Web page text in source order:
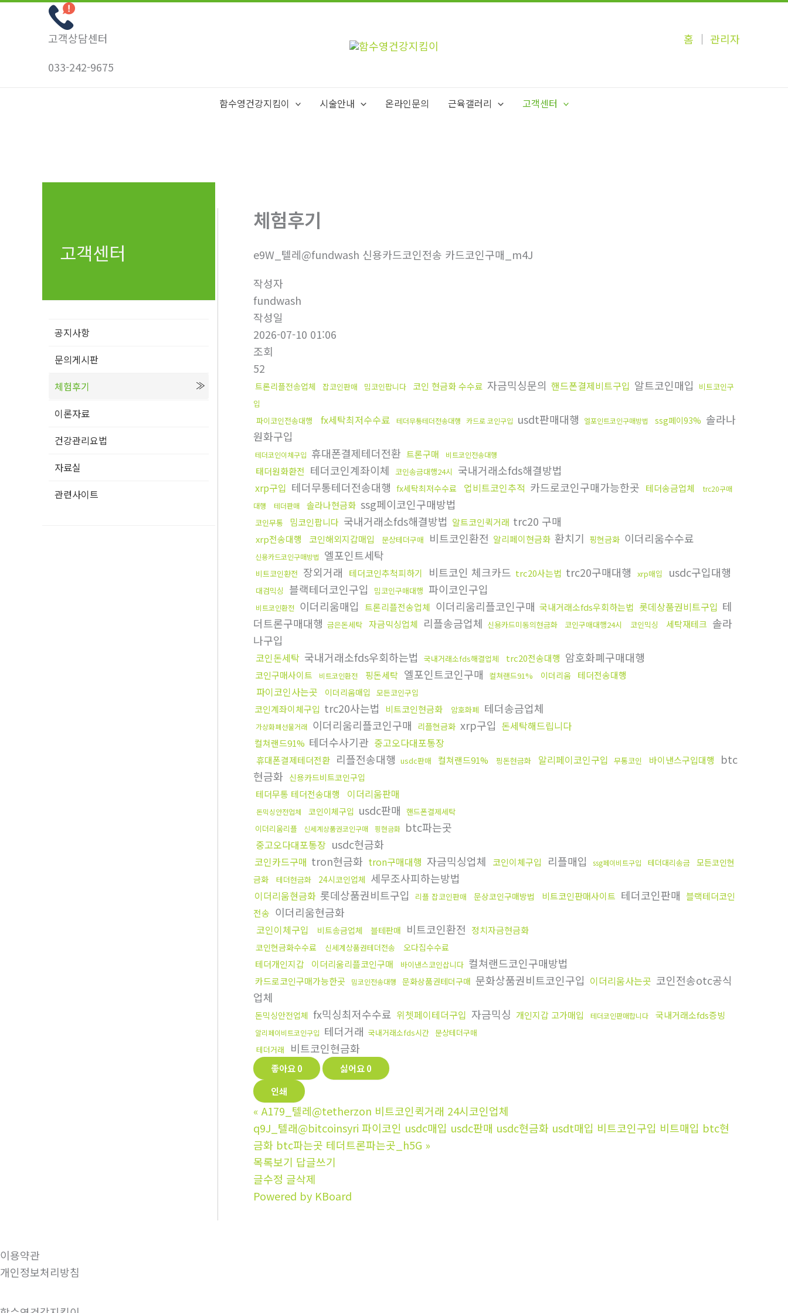
콘
고객상담센터
033-242-9675
홈 │ 관리자
함수영건강지킴이 시술안내 온라인문의 근육갤러리 고객센터
고객센터
공지사항
문의게시판
체험후기
이론자료
건강관리요법
자료실
관련사이트
체험후기
e9W_텔레@fundwash 신용카드코인전송 카드코인구매_m4J
작성자
fundwash
작성일
2026-07-10 01:06
조회
52
트론리플전송업체 잡코인판매 밈코인팝니다 코인 현금화 수수료 자금믹싱문의 핸드폰결제비트구입 알트코인매입
비트코인구
입
파이코인전송대행
fx세탁최저수수료 테더무통테더전송대행 카드로 코인구입 usdt판매대행 엘포인트코인구매방법 ssg페이93% 솔라나
원화구입
테더코인이체구입 휴대폰결제테더전환 트론구매 비트코인전송대행
태더원화환전 테더코인계좌이체 코인송금대행24시 국내거래소fds해결방법
xrp구입 테더무통테더전송대행 fx세탁최저수수료 업비트코인추적 카드로코인구매가능한곳 테더송금업체
trc20구매
대행
테더판매 솔라나현금화 ssg페이코인구매방법
코인무통 밈코인팝니다 국내거래소fds해결방법 알트코인퀵거래 trc20 구매
xrp전송대행 코인해외지갑매입 문상테더구매 비트코인환전 알리페이현금화 환치기 핑현금화 이더리움수수료
신용카드코인구매방법 엘포인트세탁
비트코인환전 장외거래 테더코인추척피하기 비트코인 체크카드 trc20사는법 trc20구매대행 xrp매입 usdc구입대행
대검믹싱 블랙테더코인구입 밈코인구매대행 파이코인구입
비트코인환전 이더리움매입 트론리플전송업체 이더리움리플코인구매 국내거래소fds우회하는법 롯데상품권비트구입 테
더트론구매대행 금은돈세탁 자금믹싱업체 리플송금업체 신용카드미동의현금화 코인구매대행24시 코인믹싱 세탁재테크 솔라
나구입
코인돈세탁 국내거래소fds우회하는법 국내거래소fds해결업체 trc20전송대행 암호화폐구매대행
코인구매사이트 비트코인환전 핑돈세탁 엘포인트코인구매 컬쳐랜드91% 이더리움 테더전송대행
파이코인사는곳 이더리움매입 모든코인구입
코인계좌이체구입 trc20사는법 비트코인현금화 암호화폐 테더송금업체
가상화폐선물거래 이더리움리플코인구매 리플현금화 xrp구입 돈세탁해드립니다
컬쳐랜드91% 테더수사기관 중고오다대포통장
휴대폰결제테더전환 리플전송대행 usdc판매 컬쳐랜드91% 핑돈현금화 알리페이코인구입 무통코인 바이낸스구입대행
btc
현금화 신용카드비트코인구입
테더무통 테더전송대행 이더리움판매
돈믹싱안전업체 코인이체구입 usdc판매 핸드폰결제세탁
이더리움리플
신세계상품권코인구매 핑현금화 btc파는곳
중고오다대포통장 usdc현금화
코인카드구매 tron현금화 tron구매대행 자금믹싱업체 코인이체구입 리플매입 ssg페이비트구입 테더대리송금
모든코인현
금화
테더현금화 24시코인업체 세무조사피하는방법
이더리움현금화 롯데상품권비트구입 리플 잡코인판매 문상코인구매방법 비트코인판매사이트 테더코인판매 블랙테더코인
전송 이더리움현금화
코인이체구입 비트송금업체 블테판매 비트코인환전 정치자금현금화
코인현금화수수료 신세계상품권테더전송 오다집수수료
테더개인지갑 이더리움리플코인구매 바이낸스코인삽니다 컬쳐랜드코인구매방법
카드로코인구매가능한곳 밈코인전송대행 문화상품권테더구매 문화상품권비트코인구입 이더리움사는곳 코인전송otc공식
업체
돈믹싱안전업체 fx믹싱최저수수료 위쳇페이테더구입 자금믹싱 개인지갑 고가매입 테더코인판매합니다 국내거래소fds증빙
알리페이비트코인구입 테더거래 국내거래소fds시간 문상테더구매
테더거래
비트코인현금화
좋아요0 싫어요0
인쇄
« A179_텔레@tetherzon 비트코인퀵거래 24시코인업체
q9J_텔래@bitcoinsyri 파이코인 usdc매입 usdc판매 usdc현금화 usdt매입 비트코인구입 비트매입 btc현
금화 btc파는곳 테더트론파는곳_h5G »
목록보기 답글쓰기
글수정 글삭제
Powered by KBoard
이용약관
개인정보처리방침